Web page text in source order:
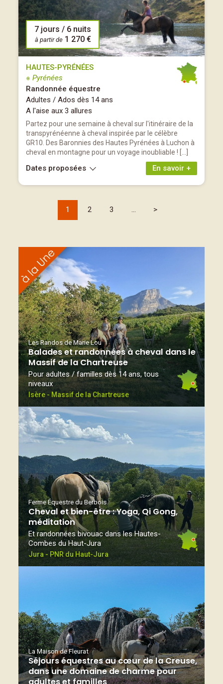
7 jours / 6 nuits
à partir de 1 270 €
HAUTES-PYRÉNÉES
※ Pyrénées
Randonnée équestre
Adultes / Ados dès 14 ans
A l'aise aux 3 allures
Partez pour une semaine à cheval sur l'itinéraire de la
transpyrénéenne à cheval inspirée par le célèbre
GR10. Des Baronnies des Hautes Pyrénées à Luchon à
cheval en montagne pour un voyage inoubliable ! […]
En savoir +
Dates proposées
1 2 3 ... >
Les Randos de Marie Lou
Balades et randonnées à cheval dans le
Massif de la Chartreuse
Pour adultes / familles dès 14 ans, tous
niveaux
Isère - Massif de la Chartreuse
Ferme Équestre du Berbois
Cheval et bien-être : Yoga, Qi Gong,
méditation
Et randonnées bivouac dans les Hautes-
Combes du Haut-Jura
Jura - PNR du Haut-Jura
La Maison de Fleurat
Séjours équestres au cœur de la Creuse,
dans une domaine de charme pour